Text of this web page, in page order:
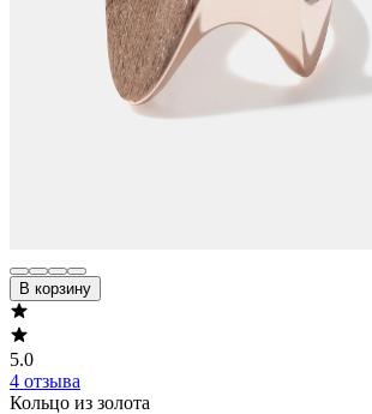
В корзину
5.0
4 отзыва
Кольцо из золота